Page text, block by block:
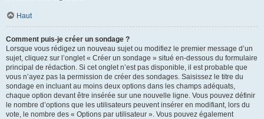
Haut
Comment puis-je créer un sondage ?
Lorsque vous rédigez un nouveau sujet ou modifiez le premier message d’un
sujet, cliquez sur l’onglet « Créer un sondage » situé en-dessous du formulaire
principal de rédaction. Si cet onglet n’est pas disponible, il est probable que
vous n’ayez pas la permission de créer des sondages. Saisissez le titre du
sondage en incluant au moins deux options dans les champs adéquats,
chaque option devant être insérée sur une nouvelle ligne. Vous pouvez définir
le nombre d’options que les utilisateurs peuvent insérer en modifiant, lors du
vote, le nombre des « Options par utilisateur ». Vous pouvez également